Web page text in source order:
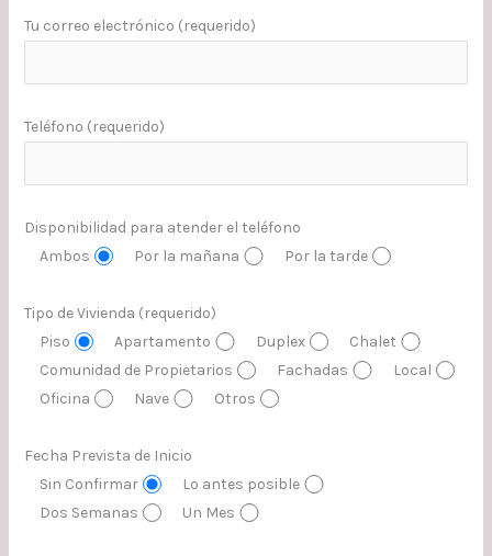
Tu correo electrónico (requerido)
Teléfono (requerido)
Disponibilidad para atender el teléfono
Ambos
Por la mañana Por la tarde
Tipo de Vivienda (requerido)
Piso
Apartamento Duplex
Chalet
Comunidad de Propietarios
Fachadas
Local
Oficina
Nave Otros
Fecha Prevista de Inicio
Sin Confirmar
Lo antes posible
Dos Semanas
Un Mes